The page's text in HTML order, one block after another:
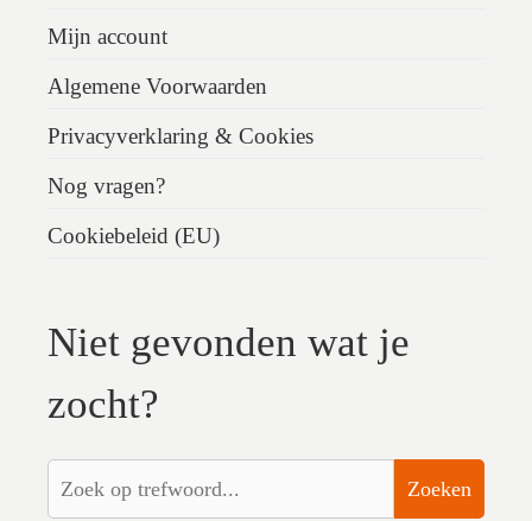
Mijn account
Algemene Voorwaarden
Privacyverklaring & Cookies
Nog vragen?
Cookiebeleid (EU)
Niet gevonden wat je
zocht?
Zoeken